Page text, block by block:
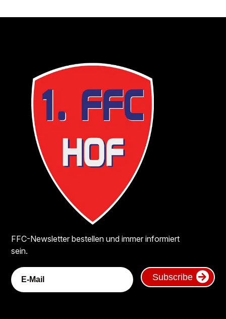
FFC-Newsletter bestellen und immer informiert
sein.
Subscribe